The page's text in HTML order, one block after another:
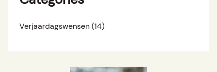
Verjaardagswensen(14)